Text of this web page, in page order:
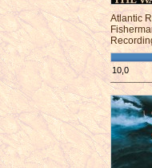
Atlantic
10,0